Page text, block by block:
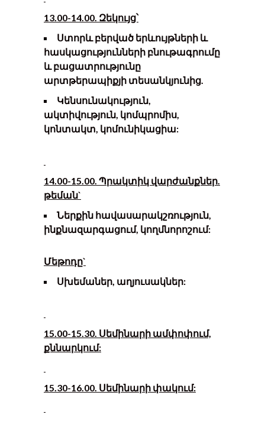
13.00-14.00. Զեկույց՝
Ստորև բերված երևույթների և
հասկացությունների բնութագրումը
և բացատրությունը
արտթերապիքյի տեսանկյունից.
Կենսունակություն,
ակտիվություն, կոմպրոմիս,
կոնտակտ, կոմունիկացիա:
14.00-15.00. Պրակտիկ վարժանքներ.
թեման`
Ներքին հավասարակշռություն,
ինքնազարգացում, կողմնորոշում:
Մեթոդը`
Սխեմաներ, աղյուսակներ:
15.00-15.30. Սեմինարի ամփոփում,
քննարկում:
15.30-16.00. Սեմինարի փակում: